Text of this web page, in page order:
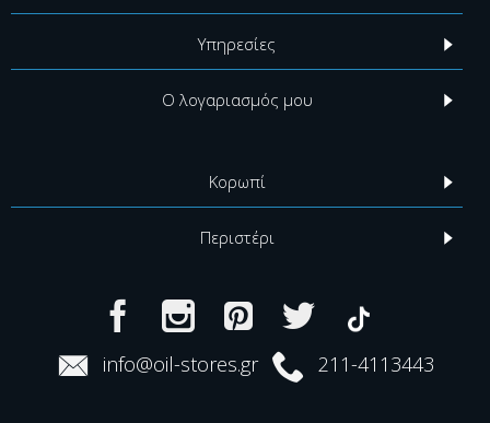
Υπηρεσίες
Ο λογαριασμός μου
Κορωπί
Περιστέρι
info@oil-stores.gr 211-4113443